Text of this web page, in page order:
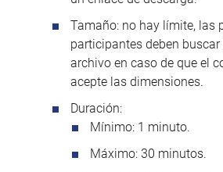
Tamaño: no hay límite, las
participantes deben
archivo en caso de que el
acepte las dimensiones.
Duración:
Mínimo: 1 minuto.
Máximo: 30 minutos.